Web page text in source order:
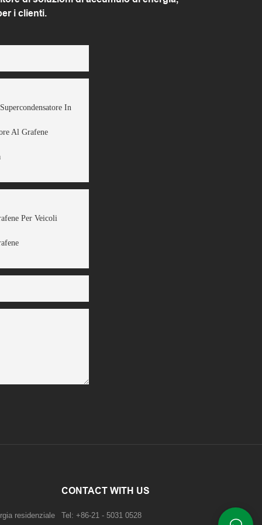
i clienti.
In
Al Grafene
Per Veicoli
residenziale
CONTACT WITH US
Tel: +86-21 - 5031 0528